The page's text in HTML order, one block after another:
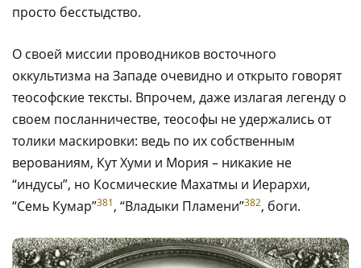
просто бесстыдство.
О своей миссии проводников восточного
оккультизма на Западе очевидно и открыто говорят
теософские тексты. Впрочем, даже излагая легенду о
своем посланничестве, теософы не удержались от
толики маскировки: ведь по их собственным
верованиям, Кут Хуми и Мория – никакие не
“индусы”, но Космические Махатмы и Иерархи,
“Семь Кумар”381, “Владыки Пламени”382, боги.